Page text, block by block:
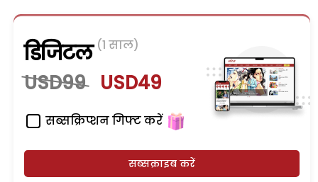
डिजिटल (1 साल)
USD99 USD49
सब्सक्रिप्शन गिफ्ट करें
सब्सक्राइब करें